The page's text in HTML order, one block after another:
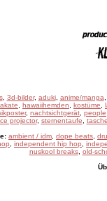
, 3d-bilder, aduki, anime/manga
hawaiihemden kostüme
, nachtsichtgerät people
projector, sternentaufe
ambient / idm dope beats
independent hip hop
nuskool breaks, old-